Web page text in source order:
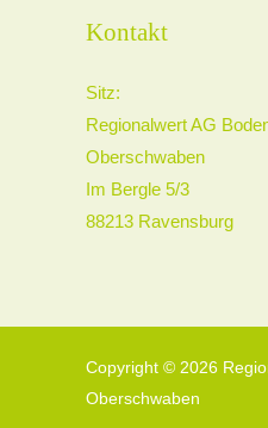
Kontakt
Sitz:
Regionalwert AG
Oberschwaben
Im Bergle 5/3
88213 Ravensburg
Copyright © 2026
Oberschwaben